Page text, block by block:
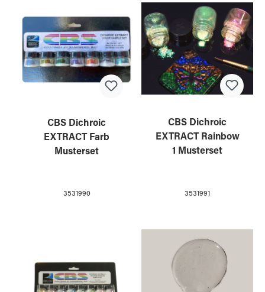
CBS Dichroic
EXTRACT Farb
Musterset
3531990
CBS Dichroic
EXTRACT Rainbow
1 Musterset
3531991